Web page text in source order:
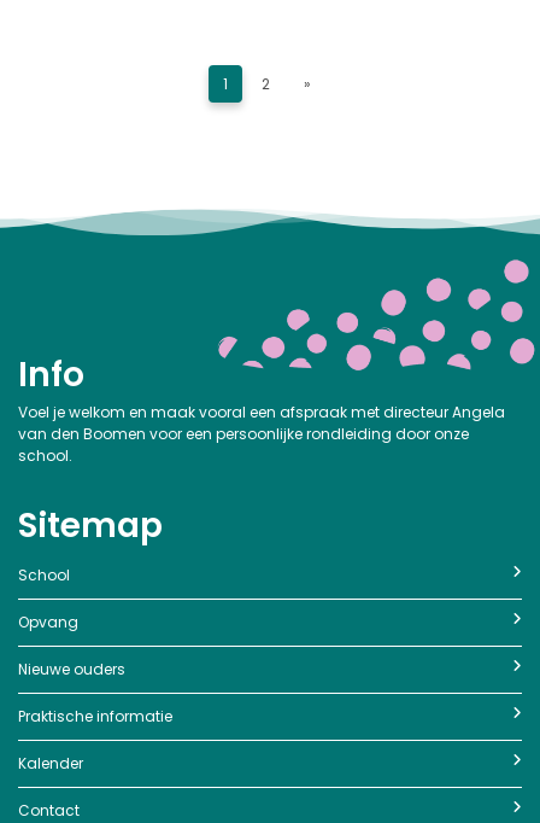
1 2 »
Info
Voel je welkom en maak vooral een afspraak met directeur Angela
van den Boomen voor een persoonlijke rondleiding door onze
school.
Sitemap
School
Opvang
Nieuwe ouders
Praktische informatie
Kalender
Contact